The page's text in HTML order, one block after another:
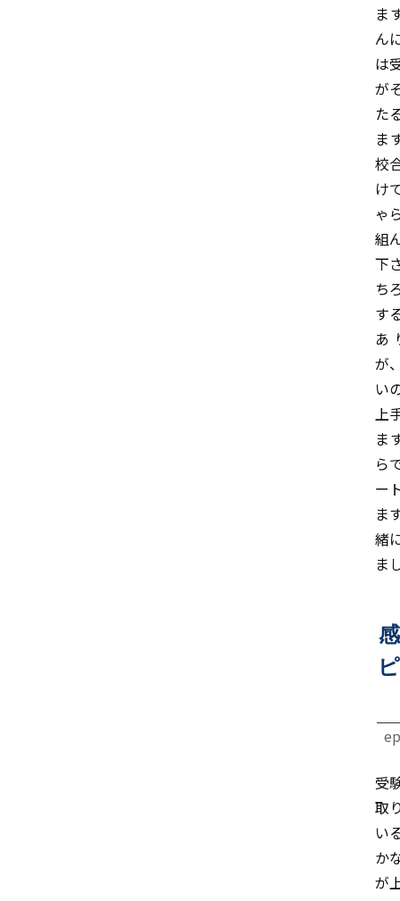
ま
ん
は
が
た
ま
校
け
ゃ
組
下
ち
す
あ
が
い
上
ま
ら
ー
ま
緒
ま
受
取
い
か
が